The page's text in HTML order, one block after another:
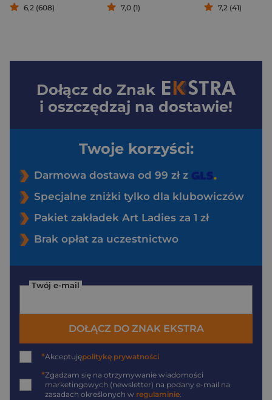
6,2 (608) 7,0 (1) 7,2 (41)
Dołącz do Znak
i oszczędzaj na dostawie!
Twoje korzyści:
Darmowa dostawa od 99 zł z
Specjalne zniżki tylko dla klubowiczów
Pakiet zakładek Art Ladies za 1 zł
Brak opłat za uczestnictwo
Twój e-mail
DOŁĄCZ DO ZNAK EKSTRA
*Akceptujępolitykę prywatności
*Zgadzam się na otrzymywanie wiadomości
marketingowych (newsletter) na podany e-mail na
zasadach określonych w regulaminie.